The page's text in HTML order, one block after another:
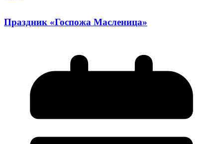
Праздник «Госпожа Масленица»